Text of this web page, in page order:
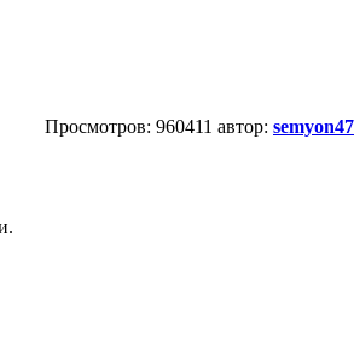
Просмотров: 960411 автор: semyon47